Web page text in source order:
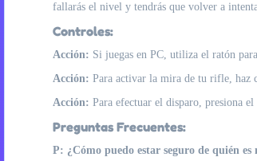
fallarás el nivel y tendrás que volver a
Controles:
Acción: Si juegas en PC, utiliza el ratón
Acción: Para activar la mira de tu rifle, haz
Acción: Para efectuar el disparo, presiona
Preguntas Frecuentes:
P: ¿Cómo puedo estar seguro de quién